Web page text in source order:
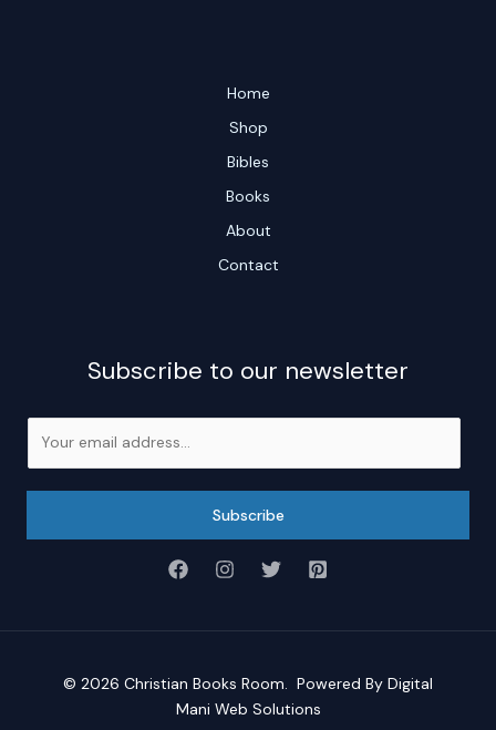
Home
Shop
Bibles
Books
About
Contact
Subscribe to our newsletter
Subscribe
© 2026 Christian Books Room. Powered By Digital
Mani Web Solutions